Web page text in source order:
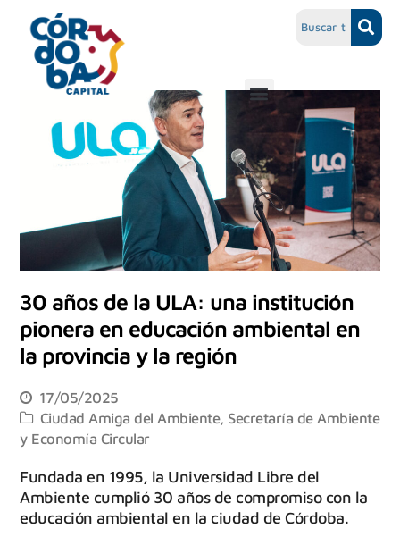
30 años de la ULA: una institución
pionera en educación ambiental en
la provincia y la región
17/05/2025
Ciudad Amiga del Ambiente, Secretaría de Ambiente
y Economía Circular
Fundada en 1995, la Universidad Libre del
Ambiente cumplió 30 años de compromiso con la
educación ambiental en la ciudad de Córdoba.